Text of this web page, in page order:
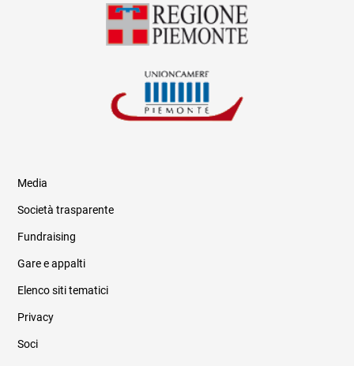
Informazioni legali e trasparenza
Media
Società trasparente
Fundraising
Gare e appalti
Elenco siti tematici
Privacy
Soci